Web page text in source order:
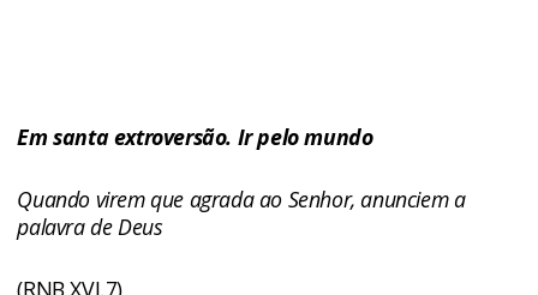
Em santa extroversão. Ir pelo mundo
Quando virem que agrada ao Senhor, anunciem a
palavra de Deus
(RNB XVI,7)